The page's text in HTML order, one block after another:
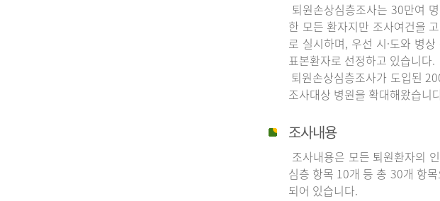
퇴원손상심층조사는 30만여
한 모든 환자지만 조사여건을
로 실시하며, 우선 시·도와 병
표본환자로 선정하고 있습니다.
퇴원손상심층조사가 도입된
조사대상 병원을 확대해왔습니
조사내용
조사내용은 모든 퇴원환자의
심층 항목 10개 등 총 30개 항
되어 있습니다.